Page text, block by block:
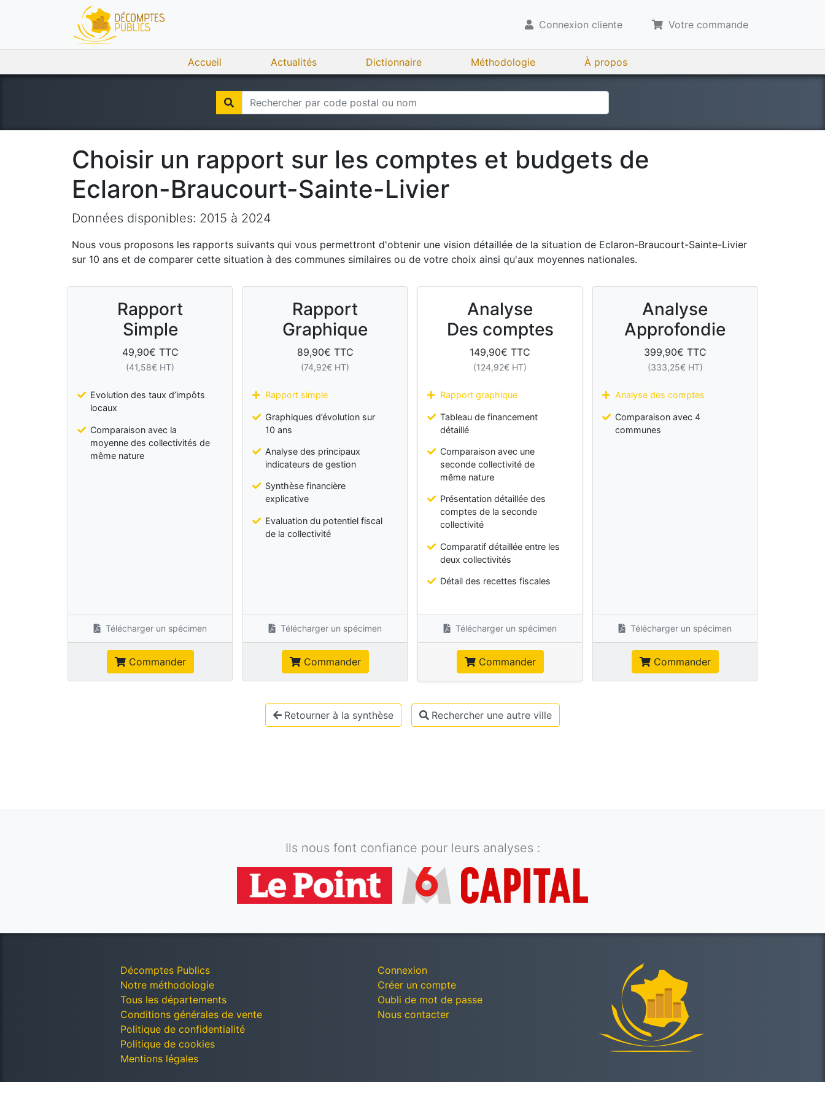
Connexion cliente Votre commande
Accueil Actualités Dictionnaire Méthodologie À propos
Choisir un rapport sur les comptes et budgets de
Eclaron-Braucourt-Sainte-Livier
Données disponibles: 2015 à 2024
Nous vous proposons les rapports suivants qui vous permettront d'obtenir une vision détaillée de la situation de Eclaron-Braucourt-Sainte-Livier
sur 10 ans et de comparer cette situation à des communes similaires ou de votre choix ainsi qu'aux moyennes nationales.
Rapport
Simple
49,90€ TTC
(41,58€ HT)
Evolution des taux d’impôts
locaux
Comparaison avec la
moyenne des collectivités de
même nature
Télécharger un spécimen
Commander
Rapport
Graphique
89,90€ TTC
(74,92€ HT)
Rapport simple
Graphiques d’évolution sur
10 ans
Analyse des principaux
indicateurs de gestion
Synthèse financière
explicative
Evaluation du potentiel fiscal
de la collectivité
Télécharger un spécimen
Commander
Analyse
Des comptes
149,90€ TTC
(124,92€ HT)
Rapport graphique
Tableau de financement
détaillé
Comparaison avec une
seconde collectivité de
même nature
Présentation détaillée des
comptes de la seconde
collectivité
Comparatif détaillée entre les
deux collectivités
Détail des recettes fiscales
Télécharger un spécimen
Commander
Analyse
Approfondie
399,90€ TTC
(333,25€ HT)
Analyse des comptes
Comparaison avec 4
communes
Télécharger un spécimen
Commander
Retourner à la synthèse Rechercher une autre ville
Ils nous font confiance pour leurs analyses :
Décomptes Publics
Notre méthodologie
Tous les départements
Conditions générales de vente
Politique de confidentialité
Politique de cookies
Mentions légales
Connexion
Créer un compte
Oubli de mot de passe
Nous contacter